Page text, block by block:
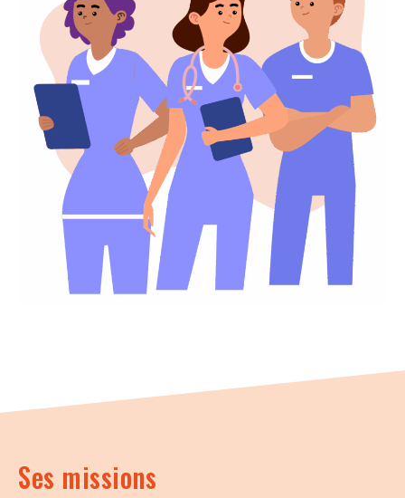
Ses missions